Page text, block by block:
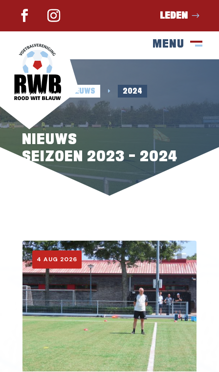
LEDEN
MENU
SLUIT
HOME E NIEUWS E 2024
NIEUWS
SEIZOEN 2023 – 2024
4 AUG 2026